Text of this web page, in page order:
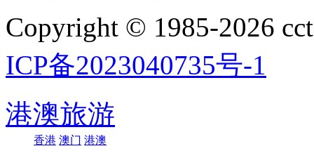
Copyright © 1985-2026
ICP备2023040735号-1
港澳旅游
香港 澳门 港澳